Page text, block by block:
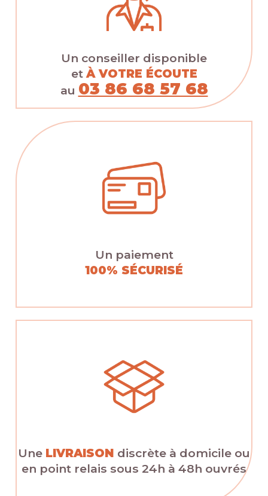
Un conseiller disponible
et À VOTRE ÉCOUTE
au 03 86 68 57 68
Un paiement
100% SÉCURISÉ
Une LIVRAISON discrète à domicile ou
en point relais sous 24h à 48h ouvrés